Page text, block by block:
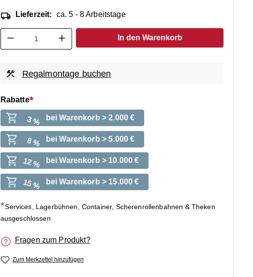
Lieferzeit: ca. 5 - 8 Arbeitstage
Produkt Anzahl: Gib den gewünschten Wert ein
In den Warenkorb
Regalmontage buchen
Rabatte
3 % bei Warenkorb > 2.000 €
8 % bei Warenkorb > 5.000 €
12 % bei Warenkorb > 10.000 €
15 % bei Warenkorb > 15.000 €
Services, Lagerbühnen, Container, Scherenrollenbahnen & Theken
ausgeschlossen
Fragen zum Produkt?
Zum Merkzettel hinzufügen